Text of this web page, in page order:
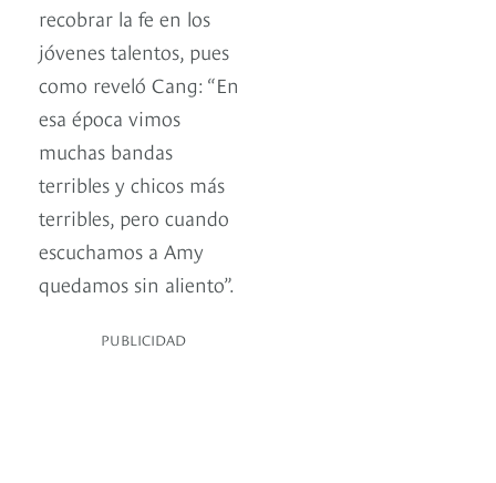
recobrar la fe en los
jóvenes talentos, pues
como reveló Cang: “En
esa época vimos
muchas bandas
terribles y chicos más
terribles, pero cuando
escuchamos a Amy
quedamos sin aliento”.
PUBLICIDAD